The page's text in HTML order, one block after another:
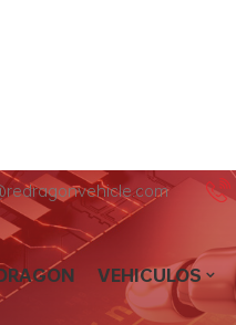
VEHICULOS